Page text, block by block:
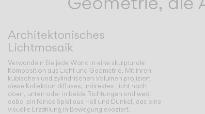
Architektonisches
Lichtmosaik
Verwandeln Sie jede Wand in eine skulpturale
Komposition aus Licht und Geometrie. Mit ihren
kubischen und zylindrischen Volumen projiziert
diese Kollektion diffuses, indirektes Licht nach
oben, unten oder in beide Richtungen und webt
dabei ein feines Spiel aus Hell und Dunkel, das eine
visuelle Erzählung in Bewegung evoziert.